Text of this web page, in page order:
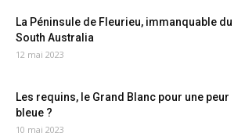
La Péninsule de Fleurieu, immanquable du
South Australia
12 mai 2023
Les requins, le Grand Blanc pour une peur
bleue ?
10 mai 2023